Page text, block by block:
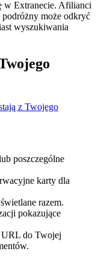
w Extranecie. Afilianci
może odkryć
wyszukiwania
z Twojego
poszczególne
karty dla
razem.
pokazujące
do Twojej